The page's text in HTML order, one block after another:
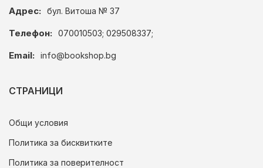
Адрес: бул. Витоша № 37
Телефон: 070010503; 029508337;
Email: info@bookshop.bg
СТРАНИЦИ
Общи условия
Политика за бисквитките
Политика за поверителност